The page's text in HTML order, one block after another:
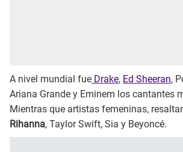
A nivel mundial fue Drake, Ed Sheeran,
Ariana Grande y Eminem los cantantes
Mientras que artistas femeninas,
Rihanna, Taylor Swift, Sia y Beyoncé.